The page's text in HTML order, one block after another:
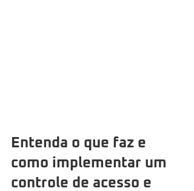
Entenda o que faz e
como implementar um
controle de acesso e